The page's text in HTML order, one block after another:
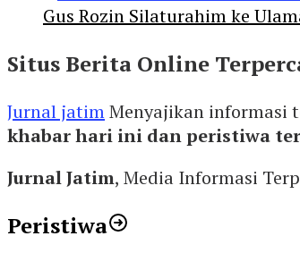
Gus Rozin Silaturahim ke
Situs Berita Online
Jurnal jatimMenyajikan informasi
khabar hari ini dan peristiwa
Jurnal Jatim, Media Informasi
Peristiwa